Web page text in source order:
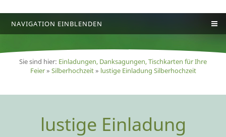
NAVIGATION EINBLENDEN
Sie sind hier: Einladungen, Danksagungen, Tischkarten für Ihre
Feier» Silberhochzeit» lustige Einladung Silberhochzeit
lustige Einladung